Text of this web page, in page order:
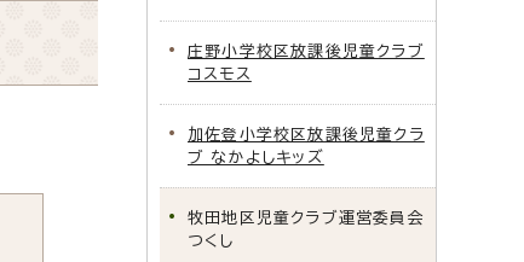
庄野小学校区放課後児童クラブ
コスモス
加佐登小学校区放課後児童クラ
ブ なかよしキッズ
牧田地区児童クラブ運営委員会
つくし